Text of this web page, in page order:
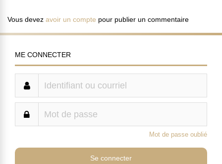
Vous devez avoir un compte pour publier un commentaire
ME CONNECTER
Mot de passe oublié